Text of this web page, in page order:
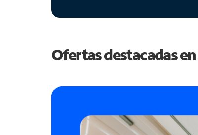
Ofertas destacadas en